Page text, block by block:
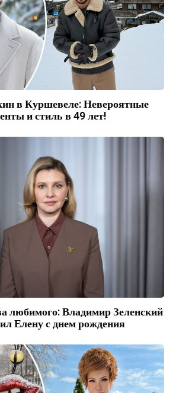
в Куршевеле: Невероятные
и стиль в 49 лет!
любимого: Владимир Зеленский
Елену с днем рождения